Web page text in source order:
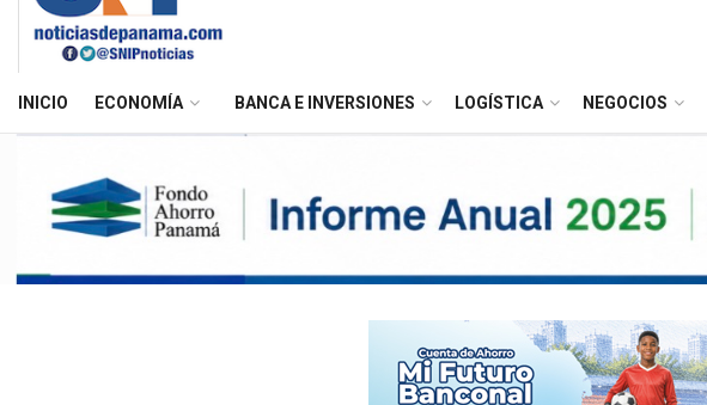
INICIO ECONOMÍA BANCA E INVERSIONES LOGÍSTICA NEGOCIOS